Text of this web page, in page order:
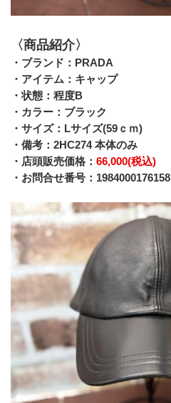
〈商品紹介〉
・ブランド：PRADA
﻿・アイテム：キャップ
・状態：程度B
・カラー：ブラック
・サイズ：Lサイズ(59ｃｍ)
・備考：2HC274 本体のみ
・店頭販売価格： 66,000(税込)
・お問合せ番号：1984000176158